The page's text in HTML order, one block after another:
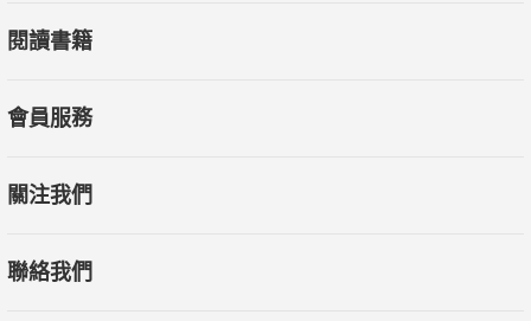
閱讀書籍
會員服務
關注我們
聯絡我們